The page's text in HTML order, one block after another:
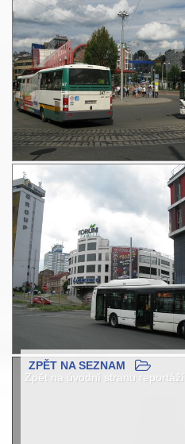
Zpět na úvodní stranu reportáží
ZPĚT NA SEZNAM